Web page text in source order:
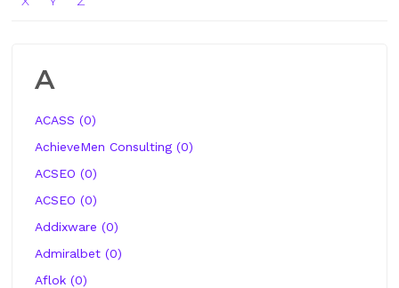
A
ACASS (0)
AchieveMen Consulting (0)
ACSEO (0)
ACSEO (0)
Addixware (0)
Admiralbet (0)
Aflok (0)